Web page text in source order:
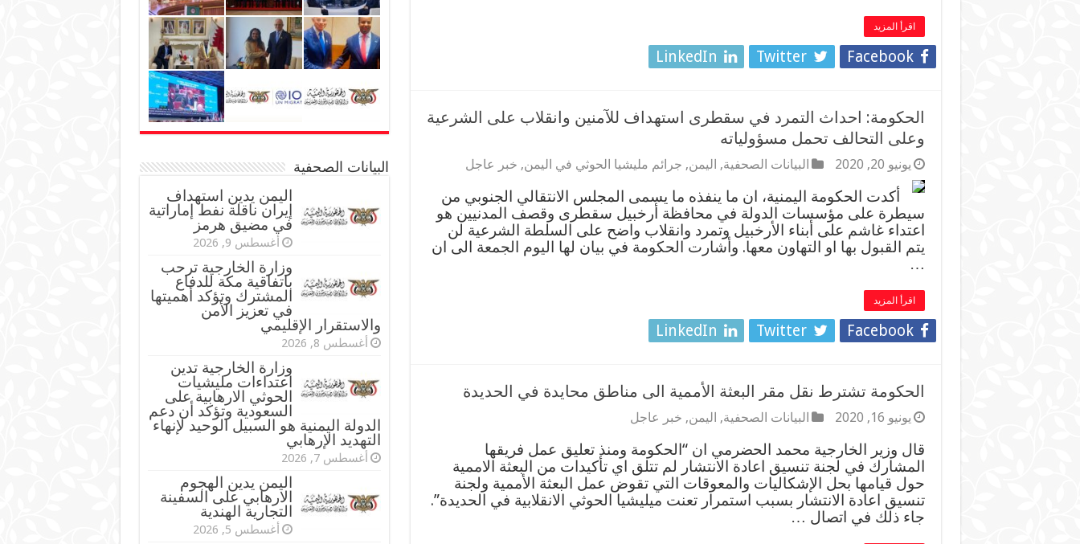
اقرأ المزيد
Facebook
Twitter
LinkedIn
الحكومة: احداث التمرد في سقطرى استهداف للآمنين وانقلاب على الشرعية
وعلى التحالف تحمل مسؤولياته
يونيو 20, 2020 البيانات الصحفية, اليمن, جرائم مليشيا الحوثي في اليمن, خبر عاجل
أكدت الحكومة اليمنية، ان ما ينفذه ما يسمى المجلس الانتقالي الجنوبي من
سيطرة على مؤسسات الدولة في محافظة أرخبيل سقطرى وقصف المدنيين هو
اعتداء غاشم على أبناء الأرخبيل وتمرد وانقلاب واضح على السلطة الشرعية لن
يتم القبول بها او التهاون معها. وأشارت الحكومة في بيان لها اليوم الجمعة الى ان
…
اقرأ المزيد
Facebook
Twitter
LinkedIn
الحكومة تشترط نقل مقر البعثة الأممية الى مناطق محايدة في الحديدة
يونيو 16, 2020 البيانات الصحفية, اليمن, خبر عاجل
قال وزير الخارجية محمد الحضرمي ان “الحكومة ومنذ تعليق عمل فريقها
المشارك في لجنة تنسيق اعادة الانتشار لم تتلق اي تأكيدات من البعثة الاممية
حول قيامها بحل الإشكاليات والمعوقات التي تقوض عمل البعثة الأممية ولجنة
تنسيق اعادة الانتشار بسبب استمرار تعنت ميليشيا الحوثي الانقلابية في الحديدة”.
جاء ذلك في اتصال …
البيانات الصحفية
اليمن يدين استهداف
إيران ناقلة نفط إماراتية
في مضيق هرمز
أغسطس 9, 2026
وزارة الخارجية ترحب
باتفاقية مكة للدفاع
المشترك وتؤكد أهميتها
في تعزيز الأمن
والاستقرار الإقليمي
أغسطس 8, 2026
وزارة الخارجية تدين
اعتداءات مليشيات
الحوثي الارهابية على
السعودية وتؤكد أن دعم
الدولة اليمنية هو السبيل الوحيد لإنهاء
التهديد الإرهابي
أغسطس 7, 2026
اليمن يدين الهجوم
الارهابي على السفينة
التجارية الهندية
أغسطس 5, 2026